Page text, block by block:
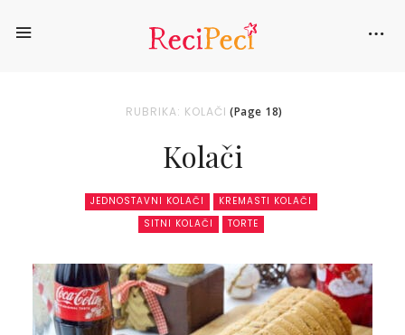
RUBRIKA: KOLAČI (Page 18)
Kolači
JEDNOSTAVNI KOLAČI
KREMASTI KOLAČI
SITNI KOLAČI
TORTE